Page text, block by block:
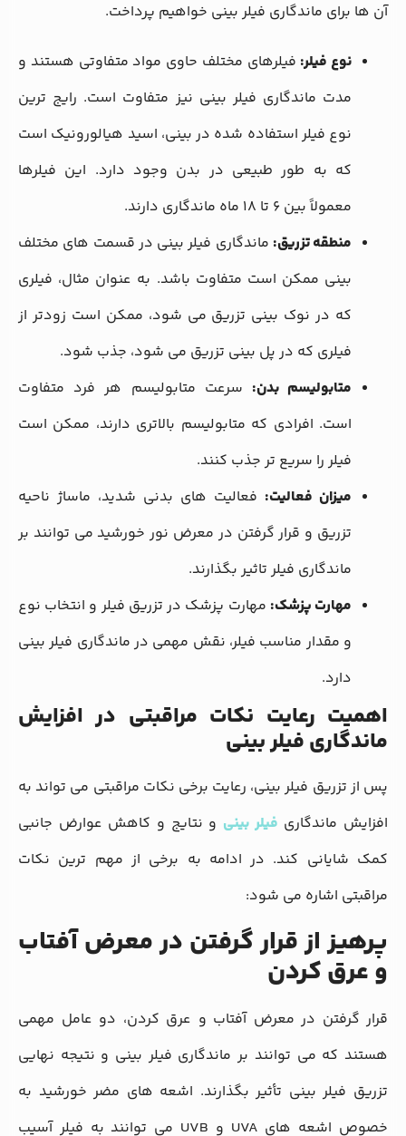
آن‌ ها برای ماندگاری فیلر بینی خواهیم پرداخت.
نوع فیلر: فیلرهای مختلف حاوی مواد متفاوتی هستند و
مدت ماندگاری فیلر بینی نیز متفاوت است. رایج ‌ترین
نوع فیلر استفاده شده در بینی، اسید هیالورونیک است
که به طور طبیعی در بدن وجود دارد. این فیلرها
معمولاً بین 6 تا 18 ماه ماندگاری دارند.
منطقه تزریق: ماندگاری فیلر بینی در قسمت ‌های مختلف
بینی ممکن است متفاوت باشد. به عنوان مثال، فیلری
که در نوک بینی تزریق می ‌شود، ممکن است زودتر از
فیلری که در پل بینی تزریق می ‌شود، جذب شود.
متابولیسم بدن: سرعت متابولیسم هر فرد متفاوت
است. افرادی که متابولیسم بالاتری دارند، ممکن است
فیلر را سریع ‌تر جذب کنند.
میزان فعالیت: فعالیت ‌های بدنی شدید، ماساژ ناحیه
تزریق و قرار گرفتن در معرض نور خورشید می ‌توانند بر
ماندگاری فیلر تاثیر بگذارند.
مهارت پزشک: مهارت پزشک در تزریق فیلر و انتخاب نوع
و مقدار مناسب فیلر، نقش مهمی در ماندگاری فیلر بینی
دارد.
اهمیت رعایت نکات مراقبتی در افزایش
ماندگاری فیلر بینی
پس از تزریق فیلر بینی، رعایت برخی نکات مراقبتی می‌ تواند به
افزایش ماندگاری فیلر بینی و نتایج و کاهش عوارض جانبی
کمک شایانی کند. در ادامه به برخی از مهم ‌ترین نکات
مراقبتی اشاره می ‌شود:
پرهیز از قرار گرفتن در معرض آفتاب
و عرق کردن
قرار گرفتن در معرض آفتاب و عرق کردن، دو عامل مهمی
هستند که می‌ توانند بر ماندگاری فیلر بینی و نتیجه نهایی
تزریق فیلر بینی تأثیر بگذارند. اشعه‌ های مضر خورشید به
خصوص اشعه ‌های UVA و UVB می ‌توانند به فیلر آسیب